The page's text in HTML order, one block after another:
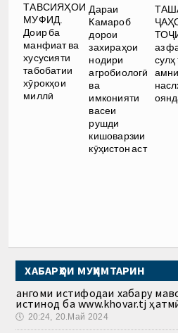
ТАВСИЯҲОИ
МУФИД.
Доир ба
манфиат ва
хусусияти
табобатии
хӯрокҳои
миллӣ
Дараи
Камароб
дорои
захираҳои
нодири
агробиологӣ
ва
имконияти
васеи
рушди
кишоварзии
кӯҳистон аст
аз
сулҳ
ХАБАРҲОИ МУҲИМТАРИН
Ҳангоми истифодаи хабару
истинод ба www.khovar.tj
🕔 20:24, 20.Май 2024